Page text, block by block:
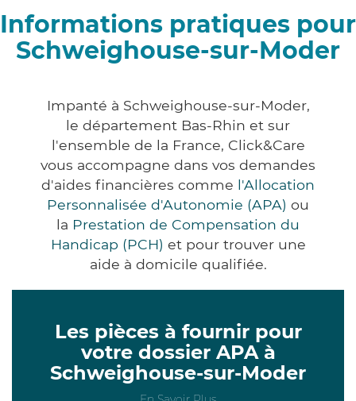
Informations pratiques pour
Schweighouse-sur-Moder
Impanté à Schweighouse-sur-Moder,
le département Bas-Rhin et sur
l'ensemble de la France, Click&Care
vous accompagne dans vos demandes
d'aides financières comme l'Allocation
Personnalisée d'Autonomie (APA) ou
la Prestation de Compensation du
Handicap (PCH) et pour trouver une
aide à domicile qualifiée.
Les pièces à fournir pour
votre dossier APA à
Schweighouse-sur-Moder